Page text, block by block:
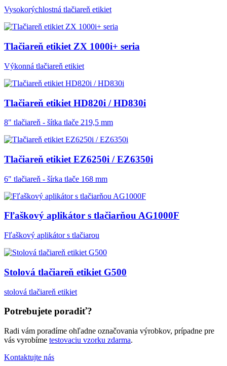
Vysokorýchlostná tlačiareň etikiet
Tlačiareň etikiet ZX 1000i+ seria
Výkonná tlačiareň etikiet
Tlačiareň etikiet HD820i / HD830i
8" tlačiareň - šítka tlače 219,5 mm
Tlačiareň etikiet EZ6250i / EZ6350i
6" tlačiareň - šírka tlače 168 mm
Fľaškový aplikátor s tlačiarňou AG1000F
Fľaškový aplikátor s tlačiarou
Stolová tlačiareň etikiet G500
stolová tlačiareň etikiet
Potrebujete poradiť?
Radi vám poradíme ohľadne označovania výrobkov, prípadne pre
vás vyrobíme testovaciu vzorku zdarma.
Kontaktujte nás